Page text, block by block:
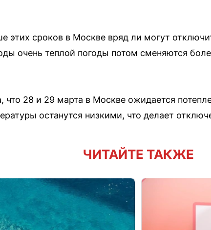
этих сроков в Москве вряд ли могут
очень теплой погоды потом сменяются
что 28 и 29 марта в Москве ожидается
останутся низкими, что делает
ЧИТАЙТЕ ТАКЖЕ